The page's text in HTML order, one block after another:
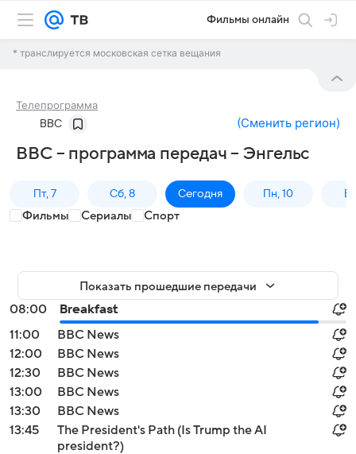
Фильмы онлайн
* транслируется московская сетка вещания
Телепрограмма
BBC (Сменить регион)
BBC – программа передач – Энгельс
Пт, 7 Сб, 8 Сегодня Пн, 10
Фильмы Сериалы Спорт
Показать прошедшие передачи
08:00
Breakfast
11:00
BBC News
12:00
BBC News
12:30
BBC News
13:00
BBC News
13:30
BBC News
13:45
The President's Path (Is Trump the AI
president?)